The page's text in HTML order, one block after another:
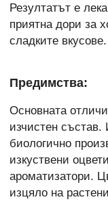
Резултатът е
приятна дори за
сладките вкусове.
Предимства:
Основната
изчистен състав.
биологично
изкуствени
ароматизатори.
изцяло на